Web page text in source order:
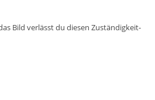
Bild verlässt du diesen Zuständigkeit-